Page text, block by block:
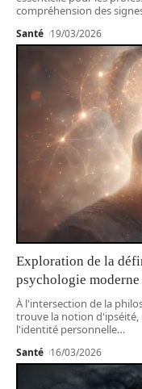
compréhension des
Santé 19/03/2026
Exploration de la
psychologie moderne
À l'intersection de la
trouve la notion
l'identité personnelle…
Santé 16/03/2026